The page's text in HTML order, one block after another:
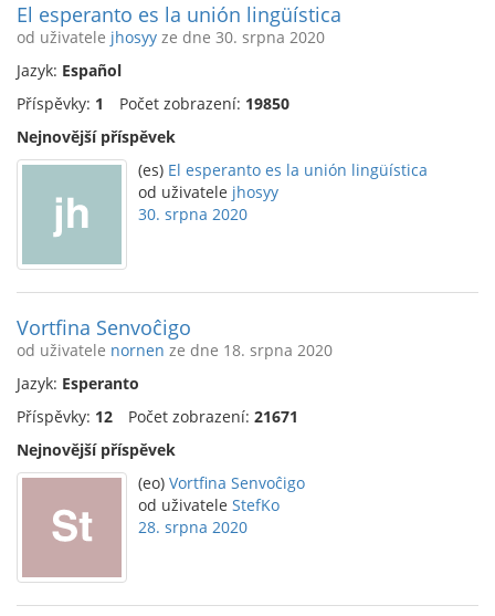
El esperanto es la unión lingüística
od uživatele jhosyy ze dne 30. srpna 2020
Jazyk: Español
Příspěvky: 1 Počet zobrazení: 19850
Nejnovější příspěvek
(es) El esperanto es la unión lingüística
od uživatele jhosyy
30. srpna 2020
Vortfina Senvoĉigo
od uživatele nornen ze dne 18. srpna 2020
Jazyk: Esperanto
Příspěvky: 12 Počet zobrazení: 21671
Nejnovější příspěvek
(eo) Vortfina Senvoĉigo
od uživatele StefKo
28. srpna 2020